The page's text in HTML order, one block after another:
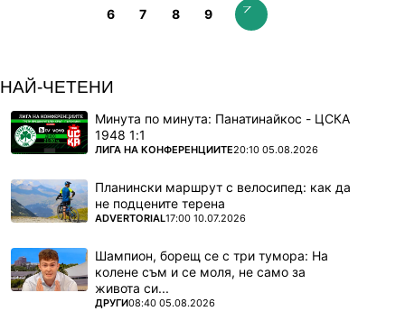
6 7 8 9
НАЙ-ЧЕТЕНИ
Минута по минута: Панатинайкос - ЦСКА
1948 1:1
ПОВЕЧЕ ОТ
ЛИГА НА КОНФЕРЕНЦИИТЕ20:10 05.08.2026
Планински маршрут с велосипед: как да
не подцените терена
ПОВЕЧЕ ОТ
ADVERTORIAL17:00 10.07.2026
Шампион, борещ се с три тумора: На
колене съм и се моля, не само за
живота си...
ПОВЕЧЕ ОТ
ДРУГИ08:40 05.08.2026